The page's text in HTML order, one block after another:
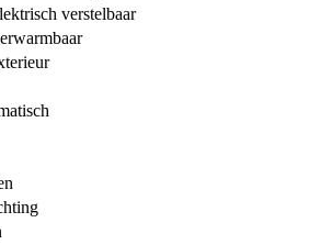
verstelbaar